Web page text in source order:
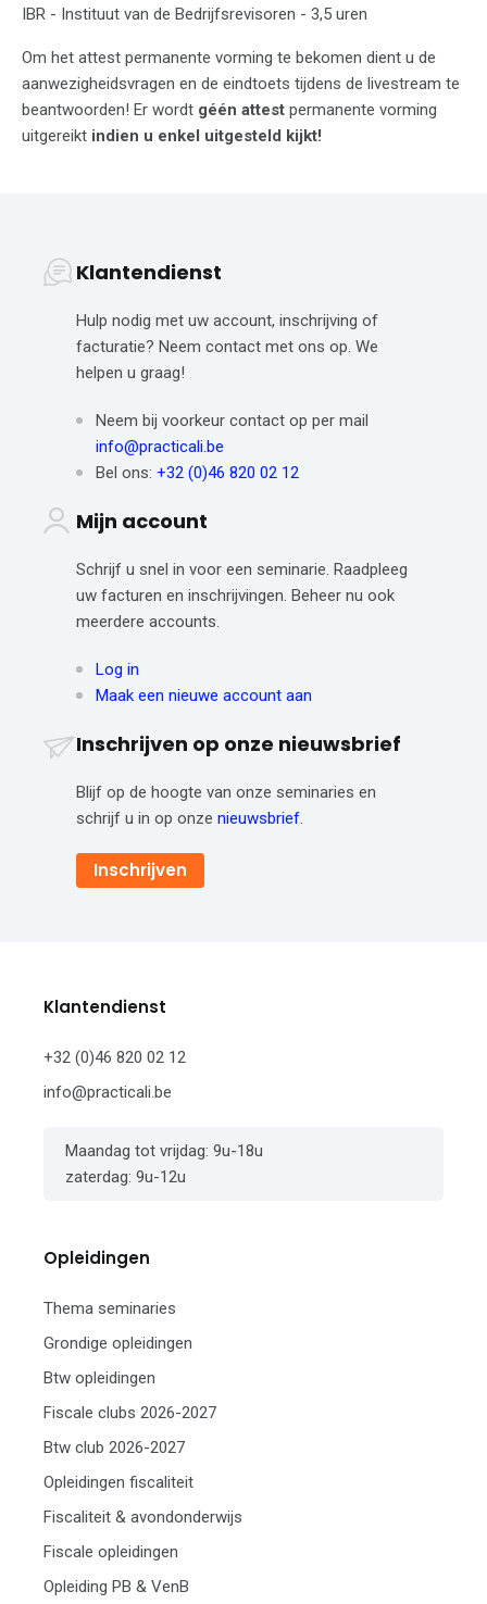
IBR - Instituut van de Bedrijfsrevisoren - 3,5 uren
Om het attest permanente vorming te bekomen dient u de
aanwezigheidsvragen en de eindtoets tijdens de livestream te
beantwoorden! Er wordt géén attest permanente vorming
uitgereikt indien u enkel uitgesteld kijkt!
Klantendienst
Hulp nodig met uw account, inschrijving of
facturatie? Neem contact met ons op. We
helpen u graag!
Neem bij voorkeur contact op per mail
info@practicali.be
Bel ons: +32 (0)46 820 02 12
Mijn account
Schrijf u snel in voor een seminarie. Raadpleeg
uw facturen en inschrijvingen. Beheer nu ook
meerdere accounts.
Log in
Maak een nieuwe account aan
Inschrijven op onze nieuwsbrief
Blijf op de hoogte van onze seminaries en
schrijf u in op onze nieuwsbrief
Inschrijven
Opleidingen
Thema seminaries
Grondige opleidingen
Btw opleidingen
Fiscale clubs 2026-2027
Btw club 2026-2027
Opleidingen fiscaliteit
Fiscaliteit & avondonderwijs
Fiscale opleidingen
Opleiding PB & VenB
Klantendienst
+32 (0)46 820 02 12
info@practicali.be
Maandag tot vrijdag: 9u-18u
zaterdag: 9u-12u